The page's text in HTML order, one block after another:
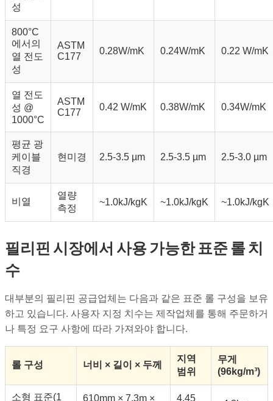
성
800°C
에서의
열 전도
성
ASTM
C177
0.28W/mK 0.24W/mK 0.22 W/mK
열 전도
성 @
1000°C
ASTM
C177
0.42 W/mK 0.38W/mK 0.34W/mK
평균 광
케이블
직경
현미경 2.5-3.5 µm 2.5-3.5 µm 2.5-3.0 µm
비열
열량
측정
~1.0kJ/kgK ~1.0kJ/kgK ~1.0kJ/kgK
필리핀 시장에서 사용 가능한 표준 롤 치
수
대부분의 필리핀 공급업체는 다음과 같은 표준 롤 구성을 보유
하고 있습니다. 사용자 지정 치수는 제작업체를 통해 주문하거
나 특정 요구 사항에 따라 가져와야 합니다.
롤 구성 너비 × 길이 × 두께
지역
범위
무게
(96kg/m³)
소형 표준(1
610mm × 7.3m ×
4.45